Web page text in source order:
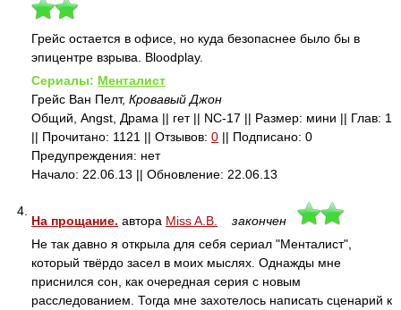
Грейс остается в офисе, но куда безопаснее было бы в
эпицентре взрыва. Bloodplay.
Сериалы: Менталист
Грейс Ван Пелт, Кровавый Джон
Общий, Angst, Драма || гет || NC-17 || Размер: мини || Глав: 1
|| Прочитано: 1121 || Отзывов: 0 || Подписано: 0
Предупреждения: нет
Начало: 22.06.13 || Обновление: 22.06.13
4.
На прощание. автора Miss A.B.
закончен
Не так давно я открыла для себя сериал "Менталист",
который твёрдо засел в моих мыслях. Однажды мне
приснился сон, как очередная серия с новым
расследованием. Тогда мне захотелось написать сценарий к